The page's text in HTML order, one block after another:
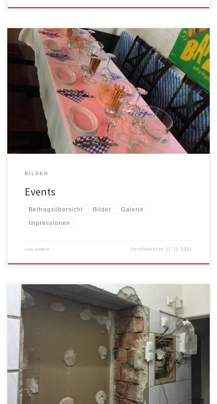
BILDER
Events
Beitragsübersicht Bilder Galerie
Impressionen
von admin Veröffentlicht 17.11.2021